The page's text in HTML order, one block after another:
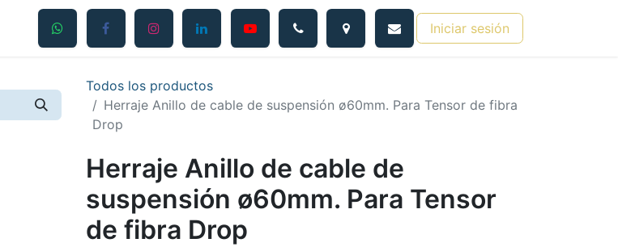
Contáctanos Blog Iniciar sesión
Todos los productos
Herraje Anillo de cable de suspensión ø60mm. Para Tensor de fibra
Drop
Herraje Anillo de cable de
suspensión ø60mm. Para Tensor
de fibra Drop